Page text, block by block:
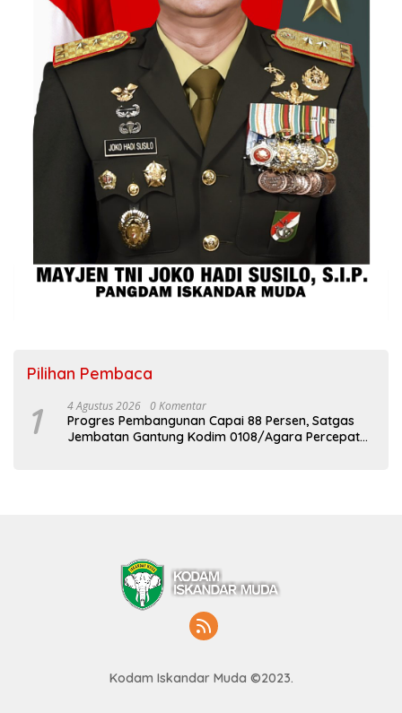
Pilihan Pembaca
1 4 Agustus 2026 0 Komentar
Progres Pembangunan Capai 88 Persen, Satgas
Jembatan Gantung Kodim 0108/Agara Percepat
Kodam Iskandar Muda ©2023.